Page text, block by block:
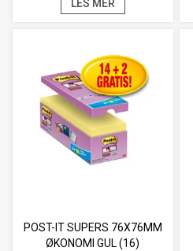
LES MER
POST-IT SUPERS 76X76MM
ØKONOMI GUL (16)